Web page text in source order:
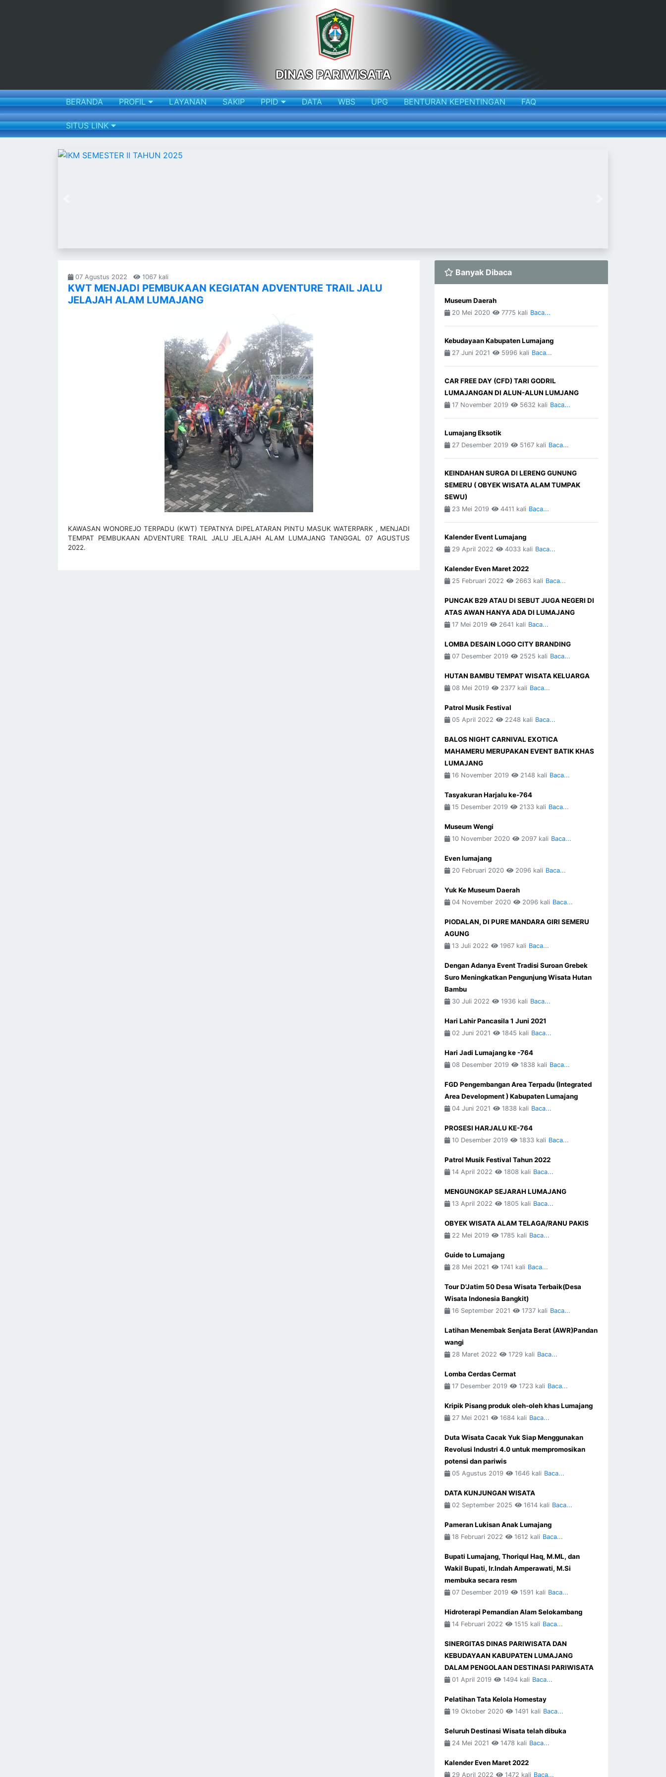
DINAS PARIWISATA
BERANDA PROFIL LAYANAN SAKIP PPID DATA WBS UPG BENTURAN KEPENTINGAN FAQ
SITUS LINK
07 Agustus 2022 1067 kali
KWT MENJADI PEMBUKAAN KEGIATAN ADVENTURE TRAIL JALU
JELAJAH ALAM LUMAJANG
KAWASAN WONOREJO TERPADU (KWT) TEPATNYA DIPELATARAN PINTU MASUK WATERPARK , MENJADI
TEMPAT PEMBUKAAN ADVENTURE TRAIL JALU JELAJAH ALAM LUMAJANG TANGGAL 07 AGUSTUS
2022.
Banyak Dibaca
Museum Daerah
20 Mei 2020 7775 kali Baca...
Kebudayaan Kabupaten Lumajang
27 Juni 2021 5996 kali Baca...
CAR FREE DAY (CFD) TARI GODRIL
LUMAJANGAN DI ALUN-ALUN LUMJANG
17 November 2019 5632 kali Baca...
Lumajang Eksotik
27 Desember 2019 5167 kali Baca...
KEINDAHAN SURGA DI LERENG GUNUNG
SEMERU ( OBYEK WISATA ALAM TUMPAK
SEWU)
23 Mei 2019 4411 kali Baca...
Kalender Event Lumajang
29 April 2022 4033 kali Baca...
Kalender Even Maret 2022
25 Februari 2022 2663 kali Baca...
PUNCAK B29 ATAU DI SEBUT JUGA NEGERI DI
ATAS AWAN HANYA ADA DI LUMAJANG
17 Mei 2019 2641 kali Baca...
LOMBA DESAIN LOGO CITY BRANDING
07 Desember 2019 2525 kali Baca...
HUTAN BAMBU TEMPAT WISATA KELUARGA
08 Mei 2019 2377 kali Baca...
Patrol Musik Festival
05 April 2022 2248 kali Baca...
BALOS NIGHT CARNIVAL EXOTICA
MAHAMERU MERUPAKAN EVENT BATIK KHAS
LUMAJANG
16 November 2019 2148 kali Baca...
Tasyakuran Harjalu ke-764
15 Desember 2019 2133 kali Baca...
Museum Wengi
10 November 2020 2097 kali Baca...
Even lumajang
20 Februari 2020 2096 kali Baca...
Yuk Ke Museum Daerah
04 November 2020 2096 kali Baca...
PIODALAN, DI PURE MANDARA GIRI SEMERU
AGUNG
13 Juli 2022 1967 kali Baca...
Dengan Adanya Event Tradisi Suroan Grebek
Suro Meningkatkan Pengunjung Wisata Hutan
Bambu
30 Juli 2022 1936 kali Baca...
Hari Lahir Pancasila 1 Juni 2021
02 Juni 2021 1845 kali Baca...
Hari Jadi Lumajang ke -764
08 Desember 2019 1838 kali Baca...
FGD Pengembangan Area Terpadu (Integrated
Area Development ) Kabupaten Lumajang
04 Juni 2021 1838 kali Baca...
PROSESI HARJALU KE-764
10 Desember 2019 1833 kali Baca...
Patrol Musik Festival Tahun 2022
14 April 2022 1808 kali Baca...
MENGUNGKAP SEJARAH LUMAJANG
13 April 2022 1805 kali Baca...
OBYEK WISATA ALAM TELAGA/RANU PAKIS
22 Mei 2019 1785 kali Baca...
Guide to Lumajang
28 Mei 2021 1741 kali Baca...
Tour D'Jatim 50 Desa Wisata Terbaik(Desa
Wisata Indonesia Bangkit)
16 September 2021 1737 kali Baca...
Latihan Menembak Senjata Berat (AWR)Pandan
wangi
28 Maret 2022 1729 kali Baca...
Lomba Cerdas Cermat
17 Desember 2019 1723 kali Baca...
Kripik Pisang produk oleh-oleh khas Lumajang
27 Mei 2021 1684 kali Baca...
Duta Wisata Cacak Yuk Siap Menggunakan
Revolusi Industri 4.0 untuk mempromosikan
potensi dan pariwis
05 Agustus 2019 1646 kali Baca...
DATA KUNJUNGAN WISATA
02 September 2025 1614 kali Baca...
Pameran Lukisan Anak Lumajang
18 Februari 2022 1612 kali Baca...
Bupati Lumajang, Thoriqul Haq, M.ML, dan
Wakil Bupati, Ir.Indah Amperawati, M.Si
membuka secara resm
07 Desember 2019 1591 kali Baca...
Hidroterapi Pemandian Alam Selokambang
14 Februari 2022 1515 kali Baca...
SINERGITAS DINAS PARIWISATA DAN
KEBUDAYAAN KABUPATEN LUMAJANG
DALAM PENGOLAAN DESTINASI PARIWISATA
01 April 2019 1494 kali Baca...
Pelatihan Tata Kelola Homestay
19 Oktober 2020 1491 kali Baca...
Seluruh Destinasi Wisata telah dibuka
24 Mei 2021 1478 kali Baca...
Kalender Even Maret 2022
29 April 2022 1472 kali Baca...